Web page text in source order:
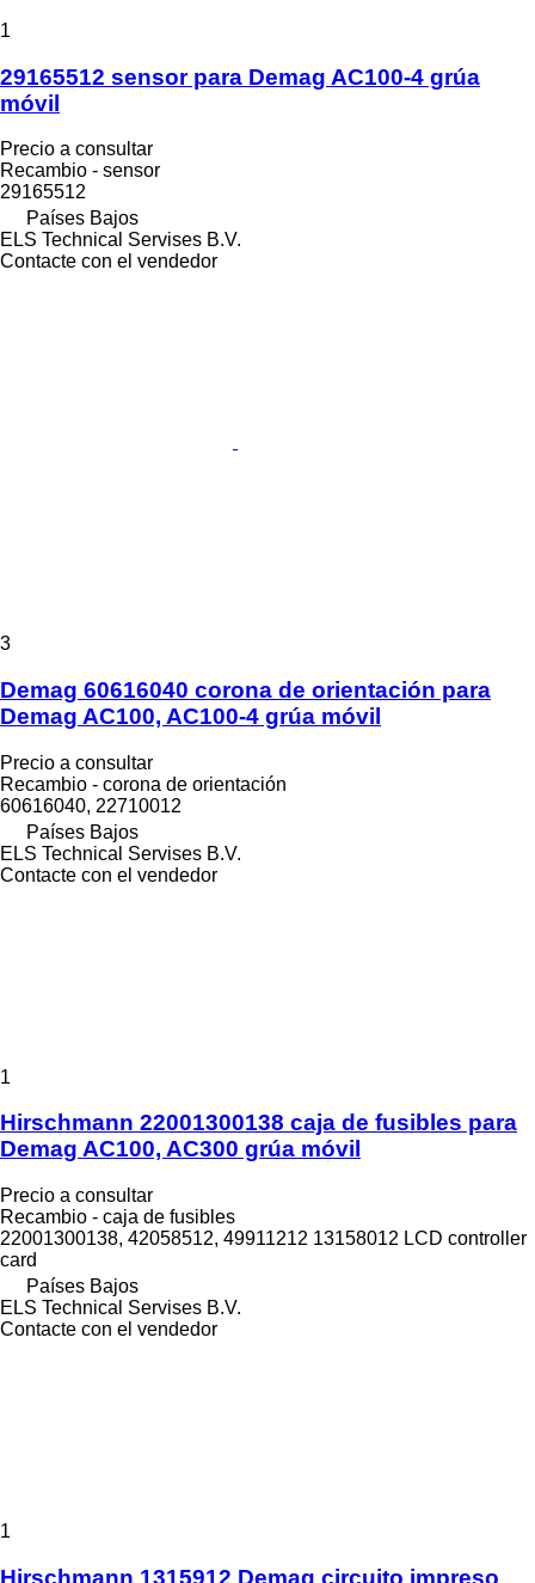
1
29165512 sensor para Demag AC100-4 grúa
móvil
Precio a consultar
Recambio - sensor
29165512
Países Bajos
ELS Technical Servises B.V.
Contacte con el vendedor
3
Demag 60616040 corona de orientación para
Demag AC100, AC100-4 grúa móvil
Precio a consultar
Recambio - corona de orientación
60616040, 22710012
Países Bajos
ELS Technical Servises B.V.
Contacte con el vendedor
1
Hirschmann 22001300138 caja de fusibles para
Demag AC100, AC300 grúa móvil
Precio a consultar
Recambio - caja de fusibles
22001300138, 42058512, 49911212 13158012 LCD controller
card
Países Bajos
ELS Technical Servises B.V.
Contacte con el vendedor
1
Hirschmann 1315912 Demag circuito impreso